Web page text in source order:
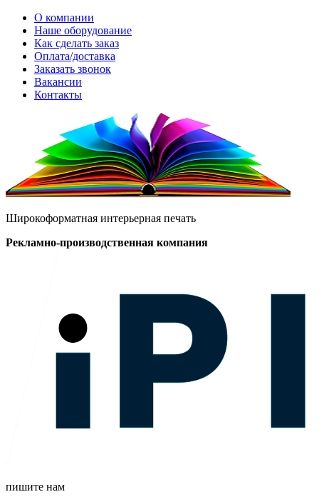
О компании
Наше оборудование
Как сделать заказ
Оплата/доставка
Заказать звонок
Вакансии
Контакты
Широкоформатная интерьерная печать
Рекламно-производственная компания
пишите нам